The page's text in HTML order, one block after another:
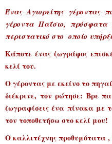
Ένας Αγιορείτης γέροντας
γέροντα Παΐσιο, πρόσφατα
περιστατικό στο οποίο
Κάποτε ένας ζωγράφος
κελί του.
Ο γέροντας με εκείνο το
διέκρινε, τον ρώτησε: Βρε
ζωγραφίσεις ένα πίνακα
τον τοποθετήσω στο κελί μου!
Ο καλλιτέχνης προθυμότατα